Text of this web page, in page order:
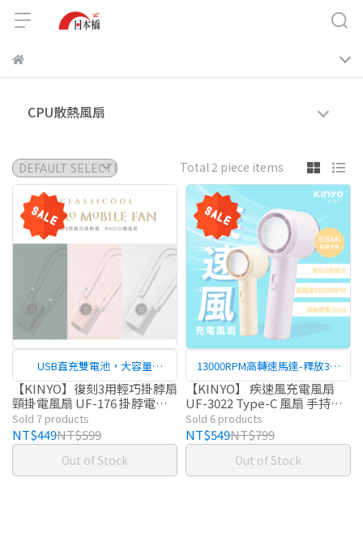
CPU散熱風扇
Total 2 piece items
USB直充雙電池，大容量
2000mAh電池，超長續航7小時
【KINYO】復刻3用輕巧掛脖扇
頸掛電風扇 UF-176 掛脖電風
扇 頸掛USB風扇 隨身風扇 行
動風扇
Sold 7 products
NT$449NT$599
Out of Stock
13000RPM高轉速馬達-釋放3倍
風力
【KINYO】 疾速風充電風扇
UF-3022 Type-C 風扇 手持電
風扇 手持風扇 小風扇 電風扇
隨身扇
Sold 6 products
NT$549NT$799
Out of Stock